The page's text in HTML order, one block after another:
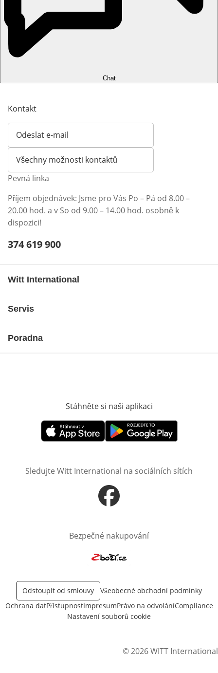
Chat
Kontakt
Odeslat e-mail
Otevírá e-mailového klienta
Všechny možnosti kontaktů
Pevná linka
Příjem objednávek: Jsme pro Vás Po – Pá od 8.00 –
20.00 hod. a v So od 9.00 – 14.00 hod. osobně k
dispozici!
Telefonní číslo:
374 619 900
Witt International
Servis
Poradna
Stáhněte si naši aplikaci
Otevře v novém okněOtevře v novém okně
Sledujte Witt International na sociálních sítích
Otevře v novém okně
Bezpečné nakupování
Odstoupit od smlouvy
Všeobecné obchodní podmínky
Ochrana datPřístupnostImpresumPrávo na odvoláníCompliance
Nastavení souborů cookie
© 2026 WITT International